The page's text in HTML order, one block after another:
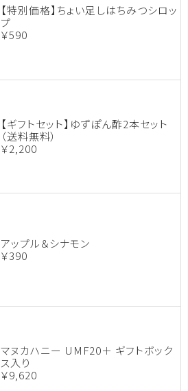
【特別価格】ちょい足しはちみつシロッ
プ
￥590
【ギフトセット】ゆずぽん酢2本セット
（送料無料）
￥2,200
アップル＆シナモン
￥390
マヌカハニー UMF20＋ ギフトボック
ス入り
￥9,620